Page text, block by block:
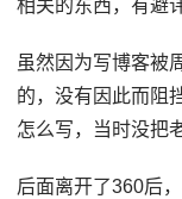
相关的东西，有避
虽然因为写博客被
的，没有因此而阻
怎么写，当时没把
后面离开了360后